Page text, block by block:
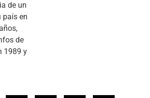
de un
país en
de
1989 y